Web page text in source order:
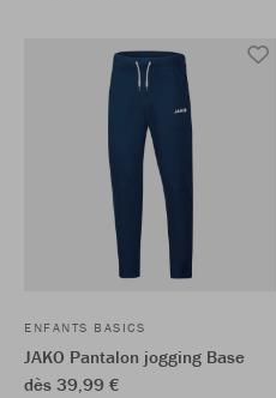
ENFANTS BASICS
JAKO Pantalon jogging Base
dès 39,99 €